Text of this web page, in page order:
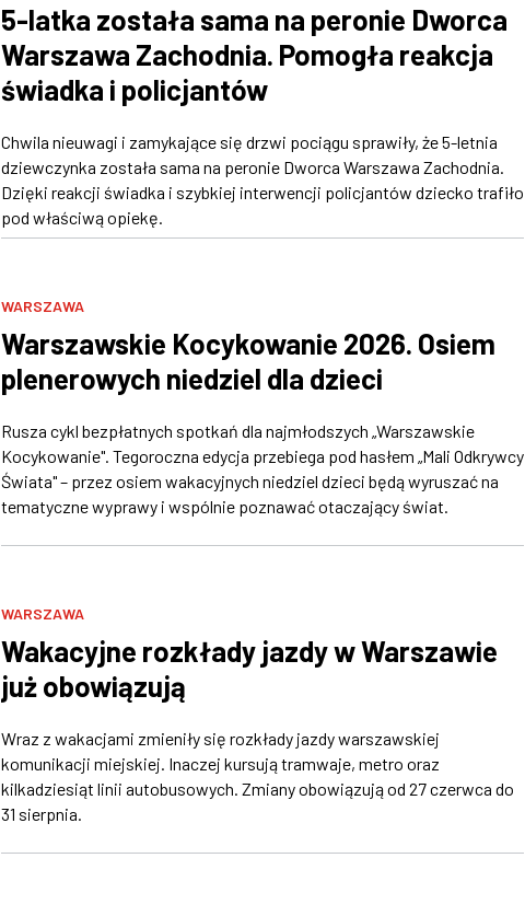
5-latka została sama na peronie Dworca
Warszawa Zachodnia. Pomogła reakcja
świadka i policjantów
Chwila nieuwagi i zamykające się drzwi pociągu sprawiły, że 5-letnia
dziewczynka została sama na peronie Dworca Warszawa Zachodnia.
Dzięki reakcji świadka i szybkiej interwencji policjantów dziecko trafiło
pod właściwą opiekę.
WARSZAWA
Warszawskie Kocykowanie 2026. Osiem
plenerowych niedziel dla dzieci
Rusza cykl bezpłatnych spotkań dla najmłodszych „Warszawskie
Kocykowanie". Tegoroczna edycja przebiega pod hasłem „Mali Odkrywcy
Świata" – przez osiem wakacyjnych niedziel dzieci będą wyruszać na
tematyczne wyprawy i wspólnie poznawać otaczający świat.
WARSZAWA
Wakacyjne rozkłady jazdy w Warszawie
już obowiązują
Wraz z wakacjami zmieniły się rozkłady jazdy warszawskiej
komunikacji miejskiej. Inaczej kursują tramwaje, metro oraz
kilkadziesiąt linii autobusowych. Zmiany obowiązują od 27 czerwca do
31 sierpnia.